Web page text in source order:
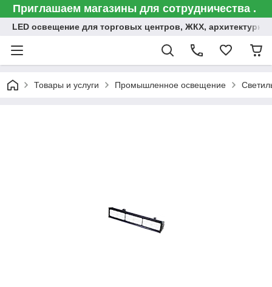
Приглашаем магазины для сотрудничества .
LED освещение для торговых центров, ЖКХ,
Товары и услуги Промышленное освещение